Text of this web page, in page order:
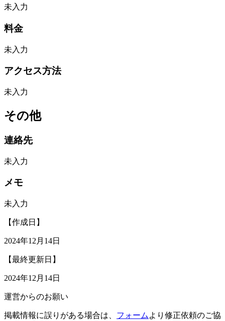
未入力
料金
未入力
アクセス方法
未入力
その他
連絡先
未入力
メモ
未入力
【作成日】
2024年12月14日
【最終更新日】
2024年12月14日
運営からのお願い
掲載情報に誤りがある場合は、 フォーム より修正依頼のご協